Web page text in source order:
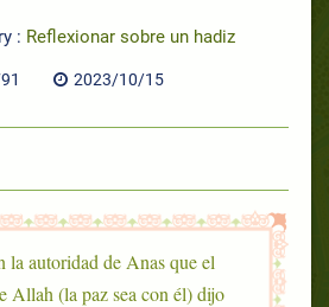
: Reflexionar sobre un hadiz
2023/10/15
la autoridad de Anas que el
Allah (la paz sea con él) dijo: